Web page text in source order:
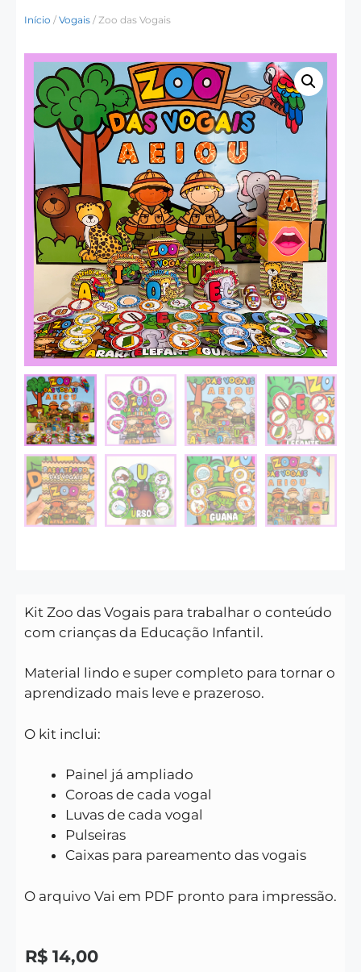
Início / Vogais / Zoo das Vogais
Kit Zoo das Vogais para trabalhar o conteúdo
com crianças da Educação Infantil.
Material lindo e super completo para tornar o
aprendizado mais leve e prazeroso.
O kit inclui:
Painel já ampliado
Coroas de cada vogal
Luvas de cada vogal
Pulseiras
Caixas para pareamento das vogais
O arquivo Vai em PDF pronto para impressão.
R$ 14,00